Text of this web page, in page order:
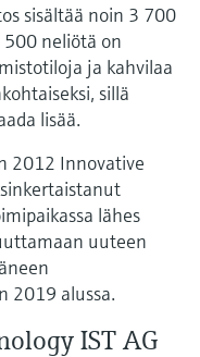
sisältää noin 3 700
neliötä on
ja kahvilaa
sillä
lisää.
2012 Innovative
lähes
uuteen
2019 alussa.
IST AG